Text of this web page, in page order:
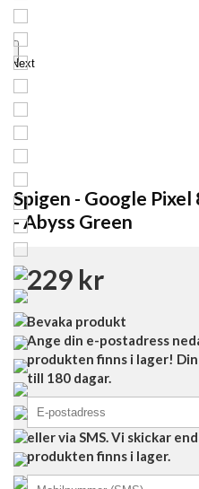
Next
Spigen - Google Pixel
- Abyss Green
229 kr
Bevaka produkt
Ange din e-postadress
produkten finns i lager!
till 180 dagar.
eller via SMS. Vi skickar
produkten finns i lager.